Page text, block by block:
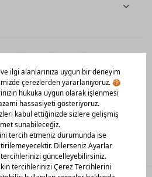
Hemen İndir!